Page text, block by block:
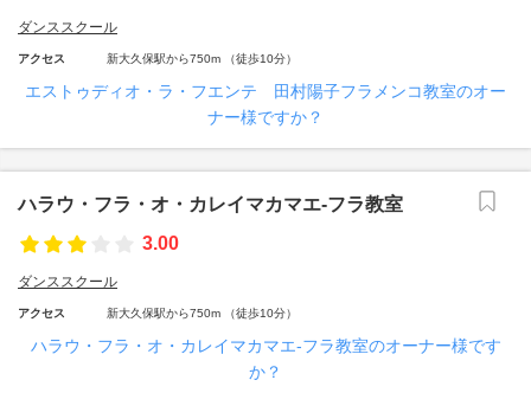
ダンススクール
アクセス 新大久保駅から750m （徒歩10分）
エストゥディオ・ラ・フエンテ 田村陽子フラメンコ教室のオー
ナー様ですか？
ハラウ・フラ・オ・カレイマカマエ‐フラ教室
3.00
ダンススクール
アクセス 新大久保駅から750m （徒歩10分）
ハラウ・フラ・オ・カレイマカマエ‐フラ教室のオーナー様です
か？